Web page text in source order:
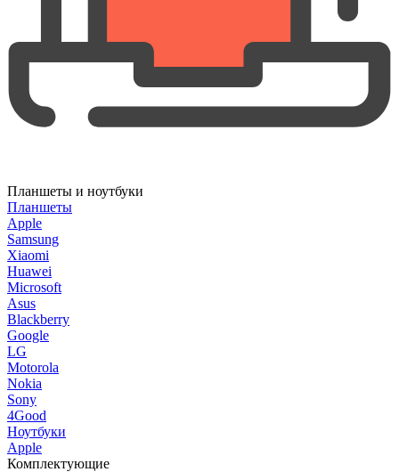
Планшеты и ноутбуки
Планшеты
Apple
Samsung
Xiaomi
Huawei
Microsoft
Asus
Blackberry
Google
LG
Motorola
Nokia
Sony
4Good
Ноутбуки
Apple
Комплектующие